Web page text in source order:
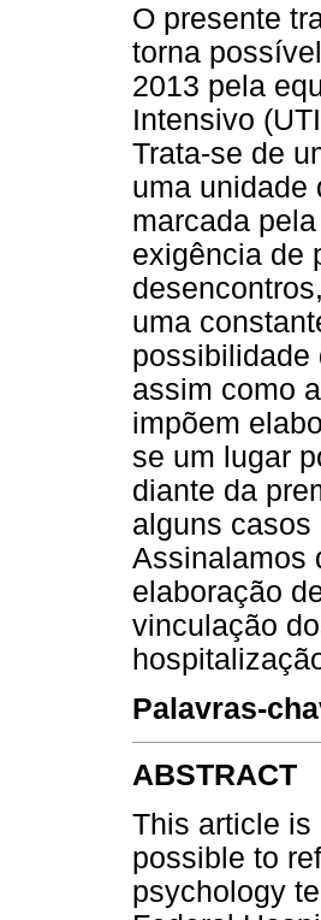
O presente
torna
2013 pela
Intensivo
Trata-se de
uma unidade
marcada
exigência de
uma
possibilidade
assim como
impõem
se um lugar
diante da
alguns
Assinalamos
elaboração
vinculação
Palavras-
ABSTRACT
This article is
possible to
psychology